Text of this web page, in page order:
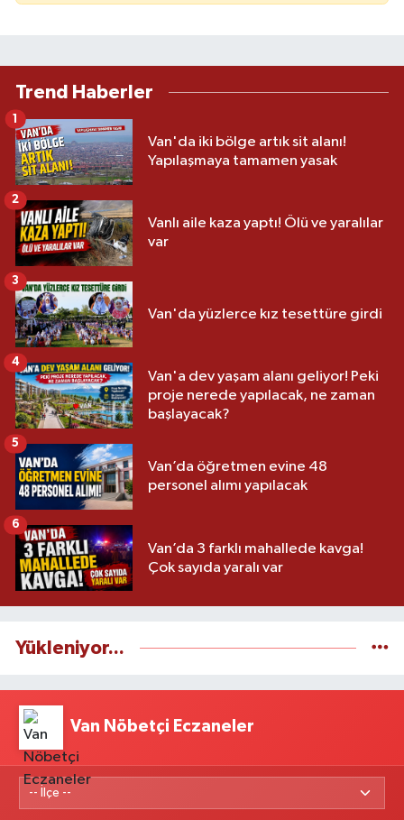
Trend Haberler
Van'da iki bölge artık sit alanı!
Yapılaşmaya tamamen yasak
1
Vanlı aile kaza yaptı! Ölü ve yaralılar
var
2
Van'da yüzlerce kız tesettüre girdi
3
Van'a dev yaşam alanı geliyor! Peki
proje nerede yapılacak, ne zaman
başlayacak?
4
Van’da öğretmen evine 48
personel alımı yapılacak
5
Van’da 3 farklı mahallede kavga!
Çok sayıda yaralı var
6
Yükleniyor...
Van Nöbetçi Eczaneler